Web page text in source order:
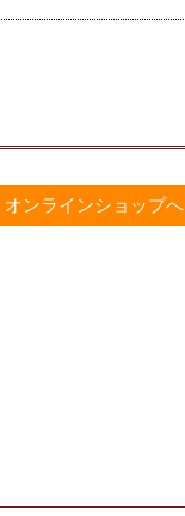
オンラインショップへ